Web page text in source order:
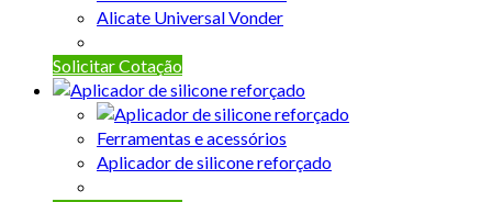
Alicate Universal Vonder
Solicitar Cotação
Ferramentas e acessórios
Aplicador de silicone reforçado